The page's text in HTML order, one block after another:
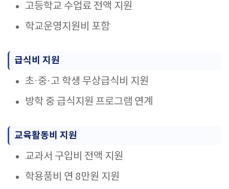
고등학교 수업료 전액 지원
학교운영지원비 포함
급식비 지원
초·중·고 학생 무상급식비 지원
방학 중 급식지원 프로그램 연계
교육활동비 지원
교과서 구입비 전액 지원
학용품비 연 8만원 지원